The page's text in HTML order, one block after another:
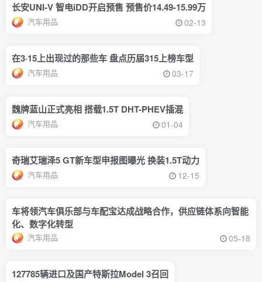
长安UNI-V 智电iDD开启预售 预售价14.49-15.99万
汽车用品 02-13
在3·15上出现过的那些车 盘点历届315上榜车型
汽车用品 03-17
魏牌蓝山正式亮相 搭载1.5T DHT-PHEV插混
汽车用品 01-04
奇瑞艾瑞泽5 GT新车型申报图曝光 换装1.5T动力
汽车用品 12-15
车将领汽车俱乐部与车配宝达成战略合作，供应链体系向智能
化、数字化转型
汽车用品 05-18
127785辆进口及国产特斯拉Model 3召回